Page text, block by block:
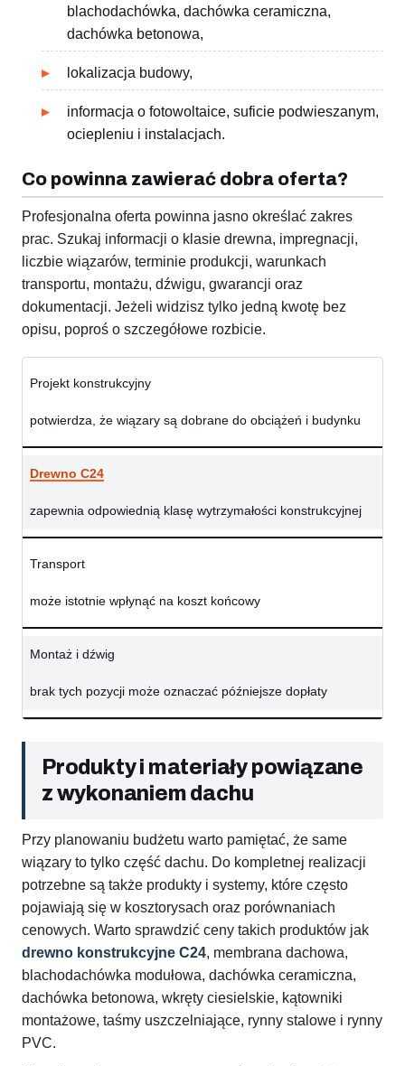
blachodachówka, dachówka ceramiczna,
dachówka betonowa,
lokalizacja budowy,
informacja o fotowoltaice, suficie podwieszanym,
ociepleniu i instalacjach.
Co powinna zawierać dobra oferta?
Profesjonalna oferta powinna jasno określać zakres
prac. Szukaj informacji o klasie drewna, impregnacji,
liczbie wiązarów, terminie produkcji, warunkach
transportu, montażu, dźwigu, gwarancji oraz
dokumentacji. Jeżeli widzisz tylko jedną kwotę bez
opisu, poproś o szczegółowe rozbicie.
Projekt konstrukcyjny
potwierdza, że wiązary są dobrane do obciążeń i budynku
Drewno C24
zapewnia odpowiednią klasę wytrzymałości konstrukcyjnej
Transport
może istotnie wpłynąć na koszt końcowy
Montaż i dźwig
brak tych pozycji może oznaczać późniejsze dopłaty
Produkty i materiały powiązane
z wykonaniem dachu
Przy planowaniu budżetu warto pamiętać, że same
wiązary to tylko część dachu. Do kompletnej realizacji
potrzebne są także produkty i systemy, które często
pojawiają się w kosztorysach oraz porównaniach
cenowych. Warto sprawdzić ceny takich produktów jak
drewno konstrukcyjne C24, membrana dachowa,
blachodachówka modułowa, dachówka ceramiczna,
dachówka betonowa, wkręty ciesielskie, kątowniki
montażowe, taśmy uszczelniające, rynny stalowe i rynny
PVC.